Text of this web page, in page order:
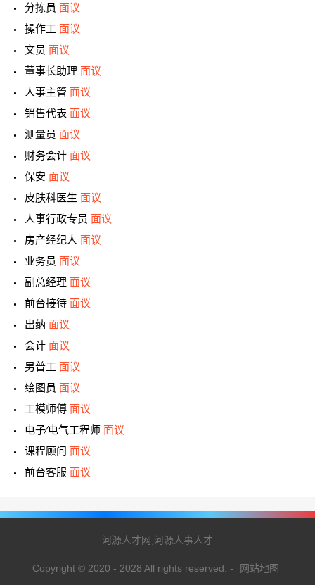
分拣员 面议
操作工 面议
文员 面议
董事长助理 面议
人事主管 面议
销售代表 面议
测量员 面议
财务会计 面议
保安 面议
皮肤科医生 面议
人事行政专员 面议
房产经纪人 面议
业务员 面议
副总经理 面议
前台接待 面议
出纳 面议
会计 面议
男普工 面议
绘图员 面议
工模师傅 面议
电子∕电气工程师 面议
课程顾问 面议
前台客服 面议
河源人才网,河源人事人才
Copyright © 2020 - 2028 All rights reserved. - 网站地图